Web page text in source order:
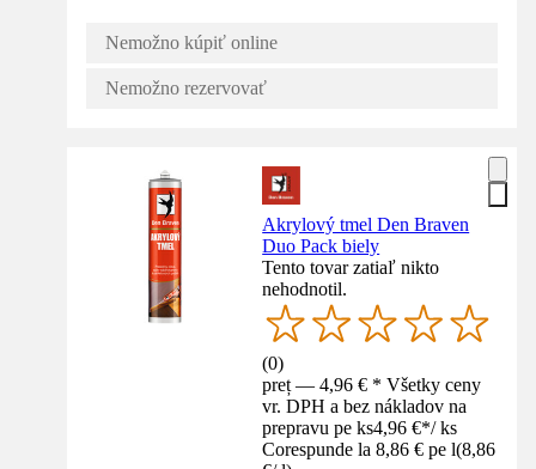
Nemožno kúpiť online
Nemožno rezervovať
Akrylový tmel Den Braven
Duo Pack biely
Tento tovar zatiaľ nikto
nehodnotil.
(0)
preț — 4,96 € * Všetky ceny
vr. DPH a bez nákladov na
prepravu pe ks4,96 €*/ ks
Corespunde la 8,86 € pe l(8,86